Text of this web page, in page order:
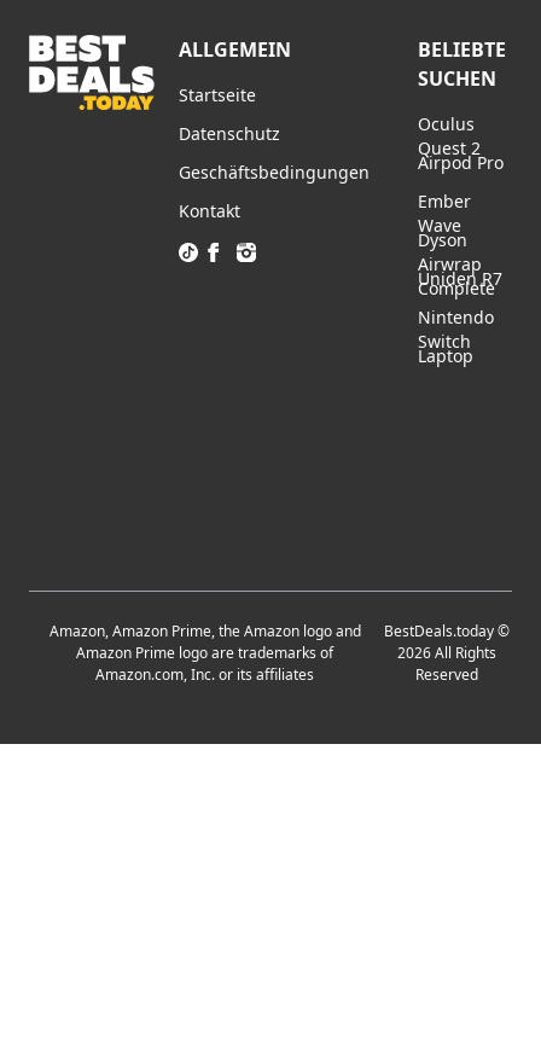
ALLGEMEIN
Startseite
Datenschutz
Geschäftsbedingungen
Kontakt
BELIEBTE
SUCHEN
Oculus
Quest 2
Airpod Pro
Ember
Wave
Dyson
Airwrap
Complete
Uniden R7
Nintendo
Switch
Laptop
Amazon, Amazon Prime, the Amazon logo and
Amazon Prime logo are trademarks of
Amazon.com, Inc. or its affiliates
BestDeals.today©
2026All Rights
Reserved